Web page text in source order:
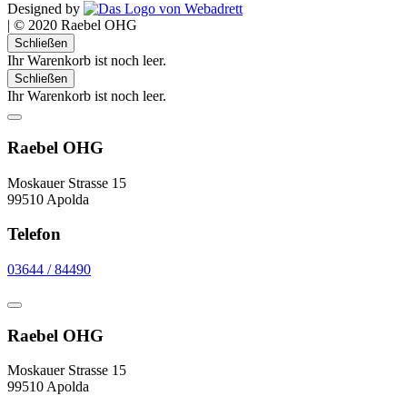
Designed by
| © 2020 Raebel OHG
Schließen
Ihr Warenkorb ist noch leer.
Schließen
Ihr Warenkorb ist noch leer.
Raebel OHG
Moskauer Strasse 15
99510 Apolda
Telefon
03644 / 84490
Raebel OHG
Moskauer Strasse 15
99510 Apolda